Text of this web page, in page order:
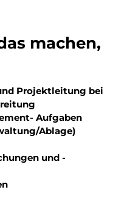
machen,
Projektleitung bei
Aufgaben
Ablage)
und -